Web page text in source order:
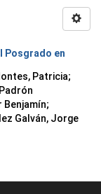
Posgrado en
Patricia;
Padrón
Benjamín;
Galván, Jorge